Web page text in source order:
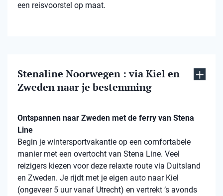
een reisvoorstel op maat.
Stenaline Noorwegen : via Kiel en
Zweden naar je bestemming
Ontspannen naar Zweden met de ferry van Stena
Line
Begin je wintersportvakantie op een comfortabele
manier met een overtocht van Stena Line. Veel
reizigers kiezen voor deze relaxte route via Duitsland
en Zweden. Je rijdt met je eigen auto naar Kiel
(ongeveer 5 uur vanaf Utrecht) en vertrekt ’s avonds